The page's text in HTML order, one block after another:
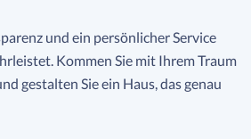
und ein persönlicher Service
Kommen Sie mit Ihrem Traum
gestalten Sie ein Haus, das genau